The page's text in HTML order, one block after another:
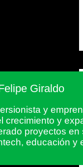
Giraldo
y
crecimiento y
proyectos en
educación y